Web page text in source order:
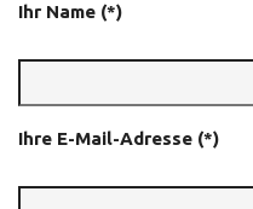
Ihr Name (*)
Ihre E-Mail-Adresse (*)